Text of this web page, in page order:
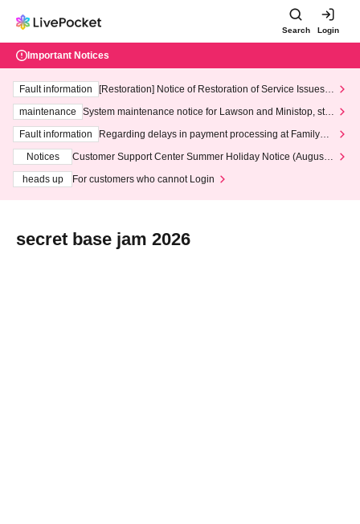
Search Login
Important Notices
Fault information
[Restoration] Notice of Restoration of Service Issues R
maintenance
System maintenance notice for Lawson and Ministop, star
ting at 3:00 AM on Wednesday (Wed)
Fault information
Regarding delays in payment processing at FamilyMa
Notices
Customer Support Center Summer Holiday Notice (August 1
heads up
For customers who cannot Login
secret base jam 2026